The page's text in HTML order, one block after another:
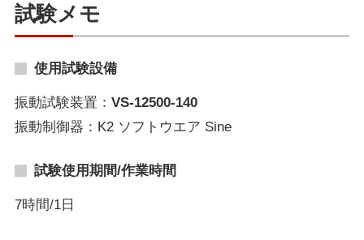
試験メモ
使用試験設備
振動試験装置： VS-12500-140
振動制御器：K2 ソフトウエア Sine
試験使用期間/作業時間
7時間/1日